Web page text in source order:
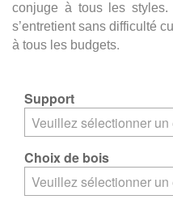
conjuge à tous les styles.
s’entretient sans difficulté
à tous les budgets.
Support
Veuillez sélectionner un
Choix de bois
Veuillez sélectionner un